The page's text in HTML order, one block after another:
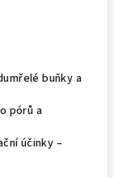
buňky a
pórů a
účinky –